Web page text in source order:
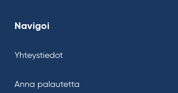
Navigoi
Yhteystiedot
Anna palautetta